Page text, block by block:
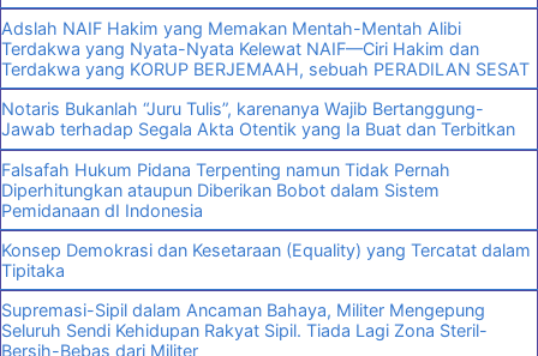
Adslah NAIF Hakim yang Memakan Mentah-Mentah Alibi
Terdakwa yang Nyata-Nyata Kelewat NAIF—Ciri Hakim dan
Terdakwa yang KORUP BERJEMAAH, sebuah PERADILAN SESAT
Notaris Bukanlah “Juru Tulis”, karenanya Wajib Bertanggung-
Jawab terhadap Segala Akta Otentik yang Ia Buat dan Terbitkan
Falsafah Hukum Pidana Terpenting namun Tidak Pernah
Diperhitungkan ataupun Diberikan Bobot dalam Sistem
Pemidanaan dI Indonesia
Konsep Demokrasi dan Kesetaraan (Equality) yang Tercatat dalam
Tipitaka
Supremasi-Sipil dalam Ancaman Bahaya, Militer Mengepung
Seluruh Sendi Kehidupan Rakyat Sipil. Tiada Lagi Zona Steril-
Bersih-Bebas dari Militer